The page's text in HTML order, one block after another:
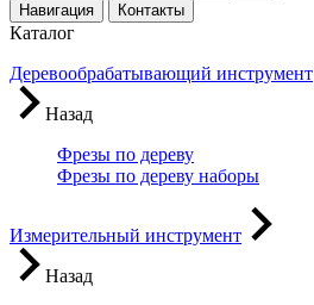
Навигация Контакты
Каталог
Деревообрабатывающий инструмент
Назад
Фрезы по дереву
Фрезы по дереву наборы
Измерительный инструмент
Назад